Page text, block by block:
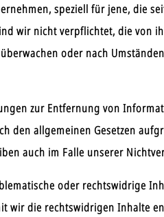
speziell für jene, die
wir nicht verpflichtet, die von
oder nach
zur Entfernung von
den allgemeinen Gesetzen
auch im Falle unserer
oder rechtswidrige
wir die rechtswidrigen Inhalte